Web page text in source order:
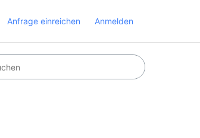
Anfrage einreichen Anmelden